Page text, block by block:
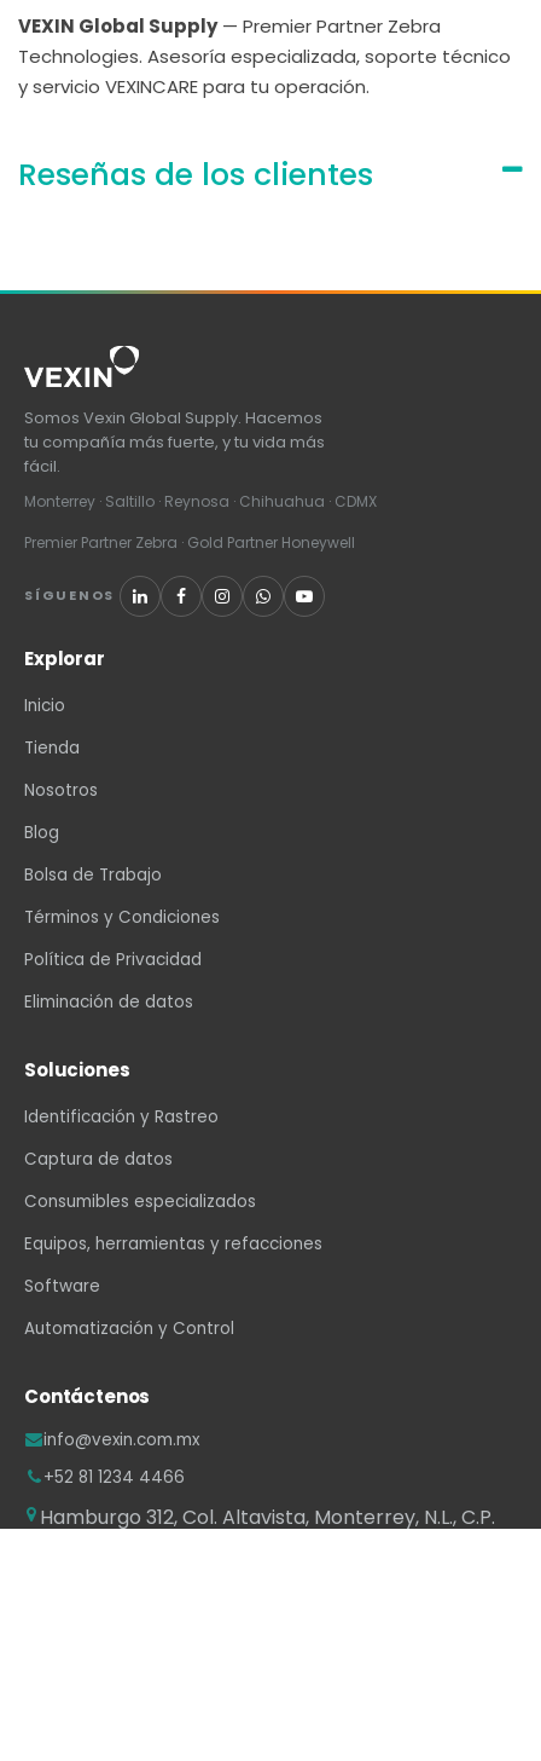
VEXIN Global Supply— Premier Partner Zebra
Technologies. Asesoría especializada, soporte técnico
y servicio VEXINCARE para tu operación.
Reseñas de los clientes
Somos Vexin Global Supply. Hacemos
tu compañía más fuerte, y tu vida más
fácil.
Monterrey · Saltillo · Reynosa · Chihuahua · CDMX
Premier Partner Zebra · Gold Partner Honeywell
SÍGUENOS
Explorar
Inicio
Tienda
Nosotros
Blog
Bolsa de Trabajo
Términos y Condiciones
Política de Privacidad
Eliminación de datos
Soluciones
Identificación y Rastreo
Captura de datos
Consumibles especializados
Equipos, herramientas y refacciones
Software
Automatización y Control
Contáctenos
info@vexin.com.mx
+52 81 1234 4466
Hamburgo 312, Col. Altavista, Monterrey, N.L., C.P.